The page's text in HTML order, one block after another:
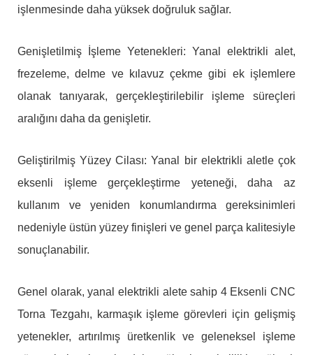
işlenmesinde daha yüksek doğruluk sağlar.
Genişletilmiş İşleme Yetenekleri: Yanal elektrikli alet,
frezeleme, delme ve kılavuz çekme gibi ek işlemlere
olanak tanıyarak, gerçekleştirilebilir işleme süreçleri
aralığını daha da genişletir.
Geliştirilmiş Yüzey Cilası: Yanal bir elektrikli aletle çok
eksenli işleme gerçekleştirme yeteneği, daha az
kullanım ve yeniden konumlandırma gereksinimleri
nedeniyle üstün yüzey finişleri ve genel parça kalitesiyle
sonuçlanabilir.
Genel olarak, yanal elektrikli alete sahip 4 Eksenli CNC
Torna Tezgahı, karmaşık işleme görevleri için gelişmiş
yetenekler, artırılmış üretkenlik ve geleneksel işleme